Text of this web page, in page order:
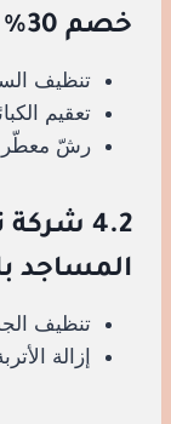
خصم 30%
تنظيف
تعقيم
رشّ معطّر
4.2
المساجد
تنظيف
إزالة